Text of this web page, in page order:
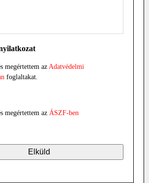
megértettem az Adatvédelmi
foglaltakat.
megértettem az ÁSZF-ben